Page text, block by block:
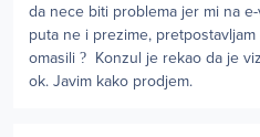
da nece biti problema jer mi na
puta ne i prezime,
omasili ? Konzul je rekao da je
ok. Javim kako prodjem.